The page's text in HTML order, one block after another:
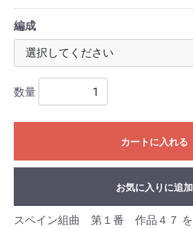
編成
数量
カートに入れる
お気に入りに追加
スペイン組曲 第１番 作品４７ を